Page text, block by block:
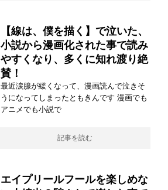
【線は、僕を描く】で泣いた、
小説から漫画化された事で読み
やすくなり、多くに知れ渡り絶
賛！
最近涙腺が緩くなって、漫画読んで泣きそ
うになってしまったともきんです 漫画でも
アニメでも小説で
記事を読む
エイプリールフールを楽しめな